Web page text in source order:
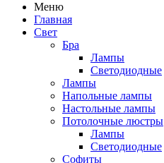
Меню
Главная
Свет
Бра
Лампы
Светодиодные
Лампы
Напольные лампы
Настольные лампы
Потолочные люстры
Лампы
Светодиодные
Софиты